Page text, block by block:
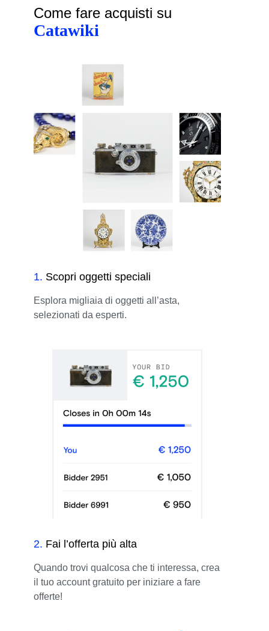
Come fare acquisti su
Catawiki
1. Scopri oggetti speciali
Esplora migliaia di oggetti all’asta,
selezionati da esperti.
2. Fai l’offerta più alta
Quando trovi qualcosa che ti interessa, crea
il tuo account gratuito per iniziare a fare
offerte!